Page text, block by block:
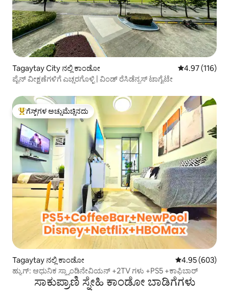
Tagaytay City ನಲ್ಲಿ ಕಾಂಡೋ 5 ರಲ್ಲಿ 4.97
4.97 (116)
ಪೈನ್ ವೀಕ್ಷಣೆಗಳಿಗೆ ಎಚ್ಚರಗೊಳ್ಳಿ | ವಿಂಡ್ ರೆಸಿಡೆನ್ಸಸ್ ಟಾಗೈಟೇ
ಗೆಸ್ಟ್‌ಗಳಿಗೆ ಅತಿ ಹೆಚ್ಚು ಅಚ್ಚುಮೆಚ್ಚಿನದು
ಗೆಸ್ಟ್‌ಗಳ ಅಚ್ಚುಮೆಚ್ಚಿನದು
Tagaytay ನಲ್ಲಿ ಕಾಂಡೋ 5 ರಲ್ಲಿ 4.95
4.95 (603)
ಹ್ಯುಗ್: ಆಧುನಿಕ ಸ್ಕ್ಯಾಂಡಿನೇವಿಯನ್ +2TV ಗಳು +PS5 +ಕಾಫಿಬಾರ್
ಸಾಕುಪ್ರಾಣಿ ಸ್ನೇಹಿ ಕಾಂಡೋ ಬಾಡಿಗೆಗಳು